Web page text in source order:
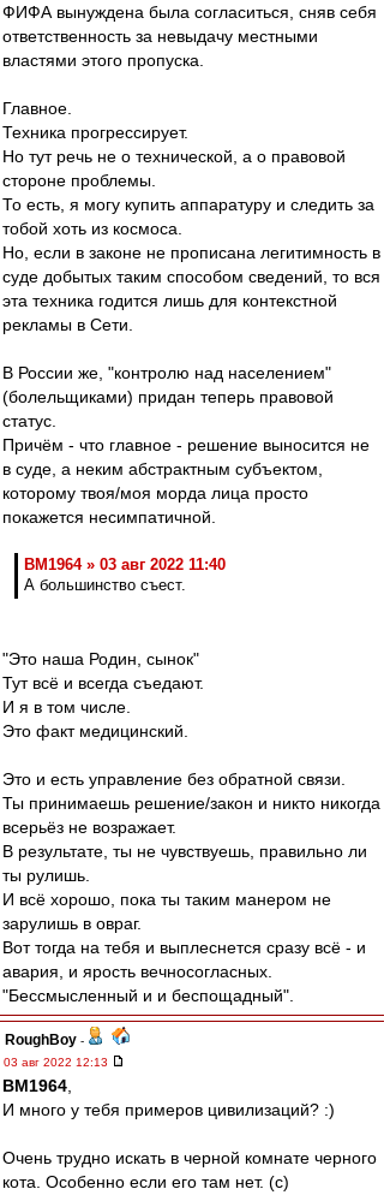
ФИФА вынуждена была согласиться, сняв себя
ответственность за невыдачу местными
властями этого пропуска.
Главное.
Техника прогрессирует.
Но тут речь не о технической, а о правовой
стороне проблемы.
То есть, я могу купить аппаратуру и следить за
тобой хоть из космоса.
Но, если в законе не прописана легитимность в
суде добытых таким способом сведений, то вся
эта техника годится лишь для контекстной
рекламы в Сети.
В России же, "контролю над населением"
(болельщиками) придан теперь правовой
статус.
Причём - что главное - решение выносится не
в суде, а неким абстрактным субъектом,
которому твоя/моя морда лица просто
покажется несимпатичной.
BM1964 » 03 авг 2022 11:40
А большинство съест.
"Это наша Родин, сынок"
Тут всё и всегда съедают.
И я в том числе.
Это факт медицинский.
Это и есть управление без обратной связи.
Ты принимаешь решение/закон и никто никогда
всерьёз не возражает.
В результате, ты не чувствуешь, правильно ли
ты рулишь.
И всё хорошо, пока ты таким манером не
зарулишь в овраг.
Вот тогда на тебя и выплеснется сразу всё - и
авария, и ярость вечносогласных.
"Бессмысленный и и беспощадный".
RoughBoy -
03 авг 2022 12:13
BM1964
И много у тебя примеров цивилизаций? :)
Очень трудно искать в черной комнате черного
кота. Особенно если его там нет. (c)